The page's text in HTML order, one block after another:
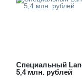
Специальный
5,4 млн. рублей